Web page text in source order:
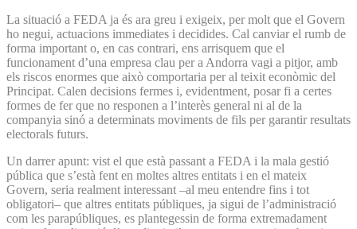
La situació a FEDA ja és ara greu i exigeix, per molt que el Govern
ho negui, actuacions immediates i decidides. Cal canviar el rumb de
forma important o, en cas contrari, ens arrisquem que el
funcionament d’una empresa clau per a Andorra vagi a pitjor, amb
els riscos enormes que això comportaria per al teixit econòmic del
Principat. Calen decisions fermes i, evidentment, posar fi a certes
formes de fer que no responen a l’interès general ni al de la
companyia sinó a determinats moviments de fils per garantir resultats
electorals futurs.
Un darrer apunt: vist el que està passant a FEDA i la mala gestió
pública que s’està fent en moltes altres entitats i en el mateix
Govern, seria realment interessant –al meu entendre fins i tot
obligatori– que altres entitats públiques, ja sigui de l’administració
com les parapúbliques, es plantegessin de forma extremadament